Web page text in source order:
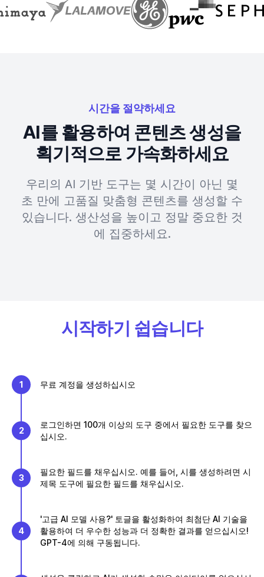
시간을 절약하세요
AI를 활용하여 콘텐츠 생성을
획기적으로 가속화하세요
우리의 AI 기반 도구는 몇 시간이 아닌 몇
초 만에 고품질 맞춤형 콘텐츠를 생성할 수
있습니다. 생산성을 높이고 정말 중요한 것
에 집중하세요.
시작하기 쉽습니다
1 무료 계정을 생성하십시오
2
로그인하면 100개 이상의 도구 중에서 필요한 도구를 찾으
십시오.
3
필요한 필드를 채우십시오. 예를 들어, 시를 생성하려면 시
제목 도구에 필요한 필드를 채우십시오.
4
'고급 AI 모델 사용?' 토글을 활성화하여 최첨단 AI 기술을
활용하여 더 우수한 성능과 더 정확한 결과를 얻으십시오!
GPT-4에 의해 구동됩니다.